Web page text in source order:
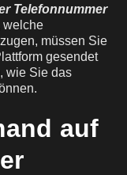
Telefonnummer
welche
müssen Sie
gesendet
wie Sie das
auf